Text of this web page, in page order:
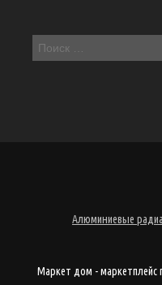
Алюминиевые
Маркет дом - маркетплейс